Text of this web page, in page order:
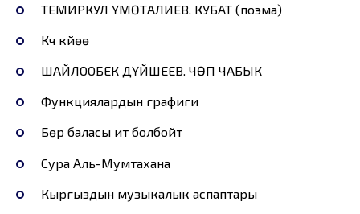
ТЕМИРКУЛ ҮМӨТАЛИЕВ. КУБАТ (поэма)
Күч күйөө
ШАЙЛООБЕК ДҮЙШЕЕВ. ЧӨП ЧАБЫК
Функциялардын графиги
Бөрү баласы ит болбойт
Сура Аль-Мумтахана
Кыргыздын музыкалык аспаптары